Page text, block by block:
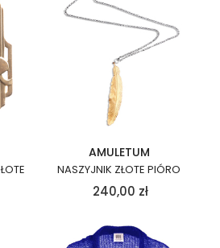
AMULETUM
NASZYJNIK ZŁOTE PIÓRO
240,00 zł